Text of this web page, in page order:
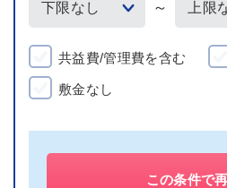
～
共益費/管理費を含む
敷金なし
この条件で